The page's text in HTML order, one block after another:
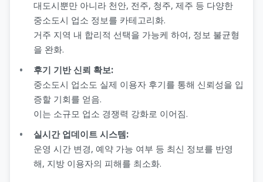
대도시뿐만 아니라 천안, 전주, 청주, 제주 등 다양한
중소도시 업소 정보를 카테고리화.
거주 지역 내 합리적 선택을 가능케 하여, 정보 불균형
을 완화.
후기 기반 신뢰 확보:
중소도시 업소도 실제 이용자 후기를 통해 신뢰성을 입
증할 기회를 얻음.
이는 소규모 업소 경쟁력 강화로 이어짐.
실시간 업데이트 시스템:
운영 시간 변경, 예약 가능 여부 등 최신 정보를 반영
해, 지방 이용자의 피해를 최소화.